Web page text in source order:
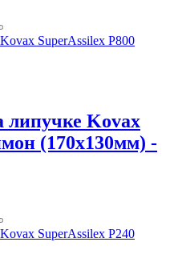
липучке Kovax
(170х130мм) -